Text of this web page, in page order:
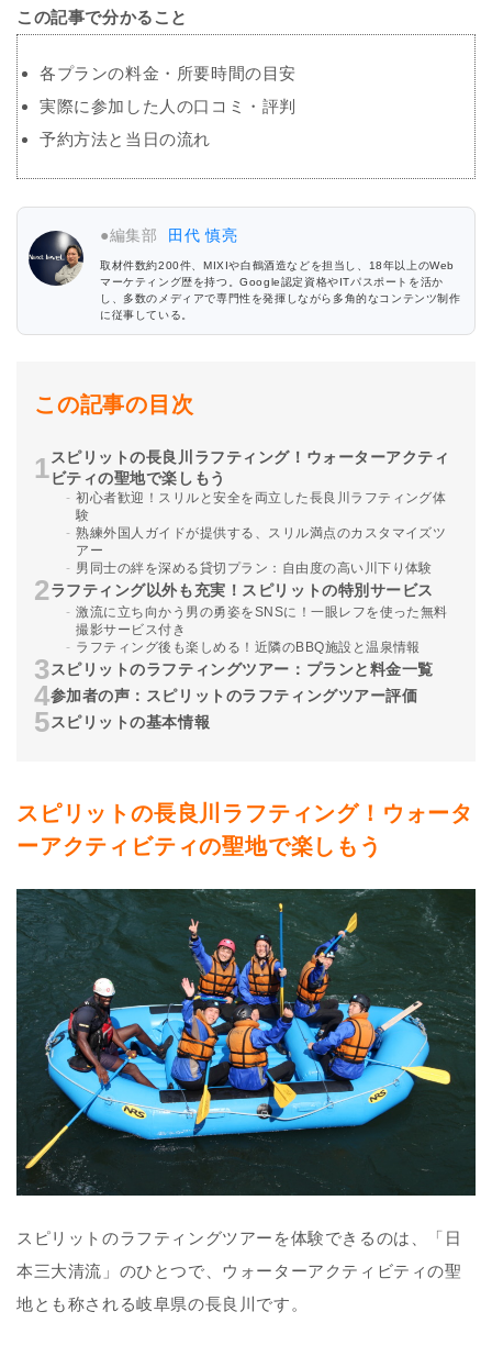
この記事で分かること
各プランの料金・所要時間の目安
実際に参加した人の口コミ・評判
予約方法と当日の流れ
●編集部 田代 慎亮
取材件数約200件、MIXIや白鶴酒造などを担当し、18年以上のWeb
マーケティング歴を持つ。Google認定資格やITパスポートを活か
し、多数のメディアで専門性を発揮しながら多角的なコンテンツ制作
に従事している。
この記事の目次
スピリットの長良川ラフティング！ウォーターアクティ
ビティの聖地で楽しもう
初心者歓迎！スリルと安全を両立した長良川ラフティング体
験
熟練外国人ガイドが提供する、スリル満点のカスタマイズツ
アー
男同士の絆を深める貸切プラン：自由度の高い川下り体験
ラフティング以外も充実！スピリットの特別サービス
激流に立ち向かう男の勇姿をSNSに！一眼レフを使った無料
撮影サービス付き
ラフティング後も楽しめる！近隣のBBQ施設と温泉情報
スピリットのラフティングツアー：プランと料金一覧
参加者の声：スピリットのラフティングツアー評価
スピリットの基本情報
スピリットの長良川ラフティング！ウォータ
ーアクティビティの聖地で楽しもう
スピリットのラフティングツアーを体験できるのは、「日
本三大清流」のひとつで、ウォーターアクティビティの聖
地とも称される岐阜県の長良川です。